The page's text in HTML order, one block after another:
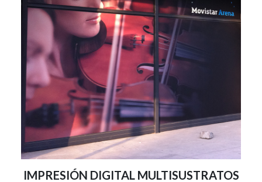
IMPRESIÓN DIGITAL MULTISUSTRATOS